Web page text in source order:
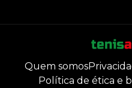
Quem somos
Política de ética e